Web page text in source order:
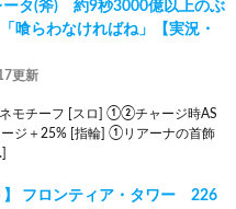
ータ(斧) 約9秒3000億以上のぶ
喰らわなければね」【実況・
更新
モチーフ [スロ] ①②チャージ時AS
ジ＋25% [指輪] ①リアーナの首飾
】 フロンティア・タワー 226